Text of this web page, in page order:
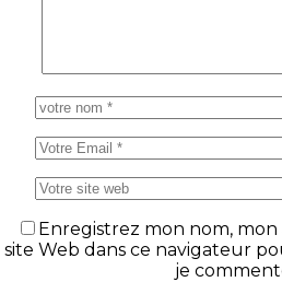
Enregistrez mon nom,
site Web dans ce navigateur
je